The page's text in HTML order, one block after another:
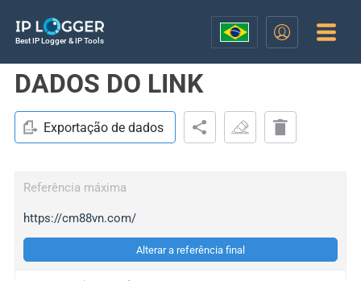
Best IP Logger & IP Tools
DADOS DO LINK
Exportação de dados
Referência máxima
https://cm88vn.com/
Alterar a referência final